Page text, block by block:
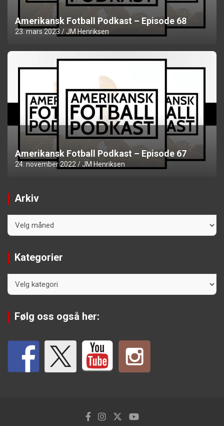
Amerikansk Fotball Podkast – Episode 68
23. mars 2023 JM Henriksen
Amerikansk Fotball Podkast – Episode 67
24. november 2022 JM Henriksen
Arkiv
Kategorier
Følg oss også her: